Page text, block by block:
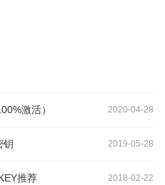
激活） 2020-04-28
钥 2019-05-28
推荐 2018-02-22